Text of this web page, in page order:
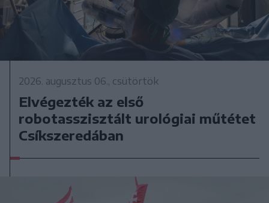
2026. augusztus 06., csütörtök
Elvégezték az első
robotasszisztált urológiai műtétet
Csíkszeredában